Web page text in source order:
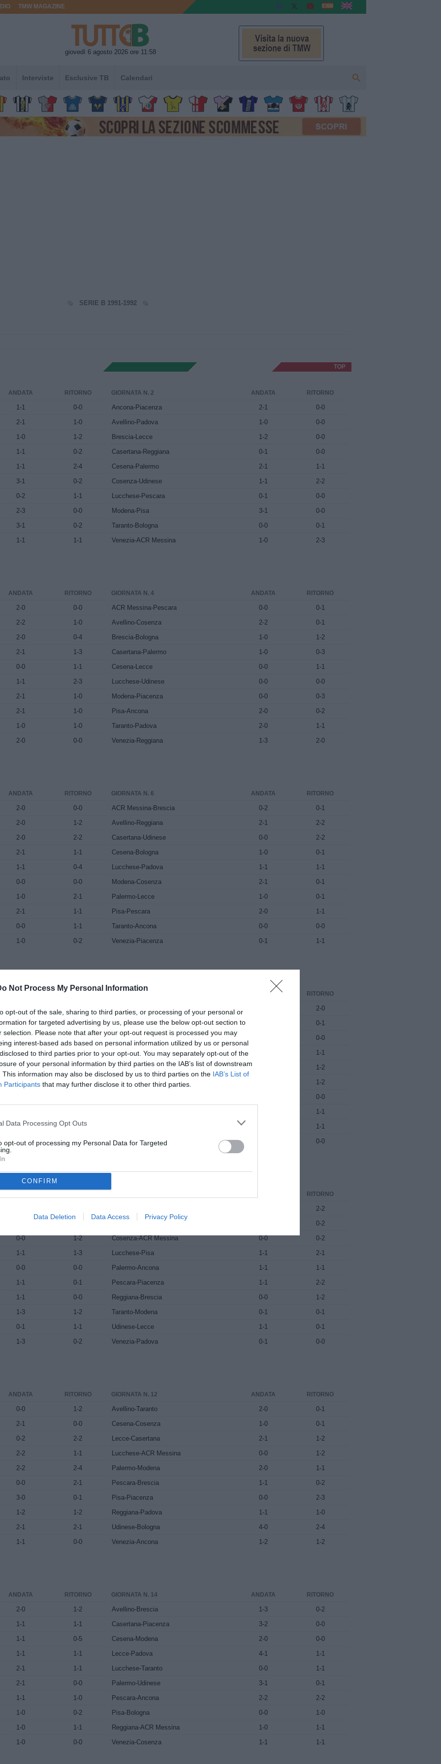
Not Process My Personal Information
opt-out of the sale, sharing to third parties, or processing of your personal or
for targeted advertising by us, please use the below opt-out section to
selection. Please note that after your opt-out request is processed you may
interest-based ads based on personal information utilized by us or personal
to third parties prior to your opt-out. You may separately opt-out of the
of your personal information by third parties on the IAB’s list of downstream
This information may also be disclosed by us to third parties on the IAB’s List of
Participants that may further disclose it to other third parties.
Data Processing Opt Outs
opt-out of processing my Personal Data for Targeted
CONFIRM
Data Deletion Data Access Privacy Policy
TMW MAGAZINE
giovedì 6 agosto 2026 ore 11:58
Interviste Esclusive TB Calendari
SERIE B 1991-1992
TOP
ANDATA RITORNO
1-1
0-0
2-1
1-0
1-0
1-2
1-1
0-2
1-1
2-4
3-1
0-2
0-2
1-1
2-3
0-0
3-1
0-2
1-1 1-1
GIORNATA N. 2 ANDATA RITORNO
Ancona-Piacenza 2-1
0-0
Avellino-Padova
1-0
0-0
Brescia-Lecce
1-2
0-0
Casertana-Reggiana
0-1
0-0
Cesena-Palermo
2-1
1-1
Cosenza-Udinese
1-1
2-2
Lucchese-Pescara
0-1
0-0
Modena-Pisa
3-1
0-0
Taranto-Bologna
0-0
0-1
Venezia-ACR Messina
1-0 2-3
ANDATA RITORNO
2-0
0-0
2-2
1-0
2-0
0-4
2-1
1-3
0-0
1-1
1-1
2-3
2-1
1-0
2-1
1-0
1-0
1-0
2-0 0-0
GIORNATA N. 4 ANDATA RITORNO
ACR Messina-Pescara 0-0
0-1
Avellino-Cosenza
2-2
0-1
Brescia-Bologna
1-0
1-2
Casertana-Palermo
1-0
0-3
Cesena-Lecce
0-0
1-1
Lucchese-Udinese
0-0
0-0
Modena-Piacenza
0-0
0-3
Pisa-Ancona
2-0
0-2
Taranto-Padova
2-0
1-1
Venezia-Reggiana
1-3 2-0
ANDATA RITORNO
2-0
0-0
2-0
1-2
2-0
2-2
2-1
1-1
1-1
0-4
0-0
0-0
1-0
2-1
2-1
1-1
0-0
1-1
1-0 0-2
GIORNATA N. 6 ANDATA RITORNO
ACR Messina-Brescia 0-2
0-1
Avellino-Reggiana
2-1
2-2
Casertana-Udinese
0-0
2-2
Cesena-Bologna
1-0
0-1
Lucchese-Padova
1-1
1-1
Modena-Cosenza
2-1
0-1
Palermo-Lecce
1-0
0-1
Pisa-Pescara
2-0
1-1
Taranto-Ancona
0-0
0-0
Venezia-Piacenza
0-1 1-1
RITORNO
0-0
1-1
2-0
0-0
0-0
3-1
0-0
4-0
0-1
2-0
1-1
0-0 0-0
ANDATA RITORNO
ACR Messina-Lecce
2-0
Avellino-Pisa
0-1
Bologna-Padova
0-0
Cosenza-Piacenza
1-1
Lucchese-Ancona
1-2
Palermo-Pescara
1-2
0-0
1-1
1-1
Venezia-Casertana
0-0
0-0
1-2
1-1
1-3
0-0
0-0
1-1
0-1
1-1
0-0
1-3
1-2
0-1
1-1
1-3 0-2
RITORNO
2-2
0-2
Cosenza-ACR Messina
0-0
0-2
Lucchese-Pisa
1-1
2-1
Palermo-Ancona
1-1
1-1
Pescara-Piacenza
1-1
2-2
Reggiana-Brescia
0-0
1-2
Taranto-Modena
0-1
0-1
Udinese-Lecce
1-1
0-1
Venezia-Padova
0-1 0-0
ANDATA RITORNO
0-0
1-2
2-1
0-0
0-2
2-2
2-2
1-1
2-2
2-4
0-0
2-1
3-0
0-1
1-2
1-2
2-1
2-1
1-1 0-0
GIORNATA N. 12 ANDATA RITORNO
Avellino-Taranto 2-0
0-1
Cesena-Cosenza
1-0
0-1
Lecce-Casertana
2-1
1-2
Lucchese-ACR Messina
0-0
1-2
Palermo-Modena
2-0
1-1
Pescara-Brescia
1-1
0-2
Pisa-Piacenza
0-0
2-3
Reggiana-Padova
1-1
1-0
Udinese-Bologna
4-0
2-4
Venezia-Ancona
1-2 1-2
ANDATA RITORNO
2-0
1-2
1-1
1-1
1-1
0-5
1-1
1-1
2-1
1-1
2-1
0-0
1-1
1-0
1-0
0-2
1-0
1-1
1-0 0-0
GIORNATA N. 14 ANDATA RITORNO
Avellino-Brescia 1-3
0-2
Casertana-Piacenza
3-2
0-0
Cesena-Modena
2-0
0-0
Lecce-Padova
4-1
1-1
Lucchese-Taranto
0-0
1-1
Palermo-Udinese
3-1
0-1
Pescara-Ancona
2-2
2-2
Pisa-Bologna
0-0
1-0
Reggiana-ACR Messina
1-0
1-1
Venezia-Cosenza
1-1 1-1